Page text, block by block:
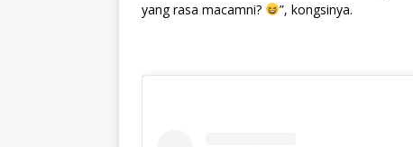
yang rasa macamni?
”, kongsinya.